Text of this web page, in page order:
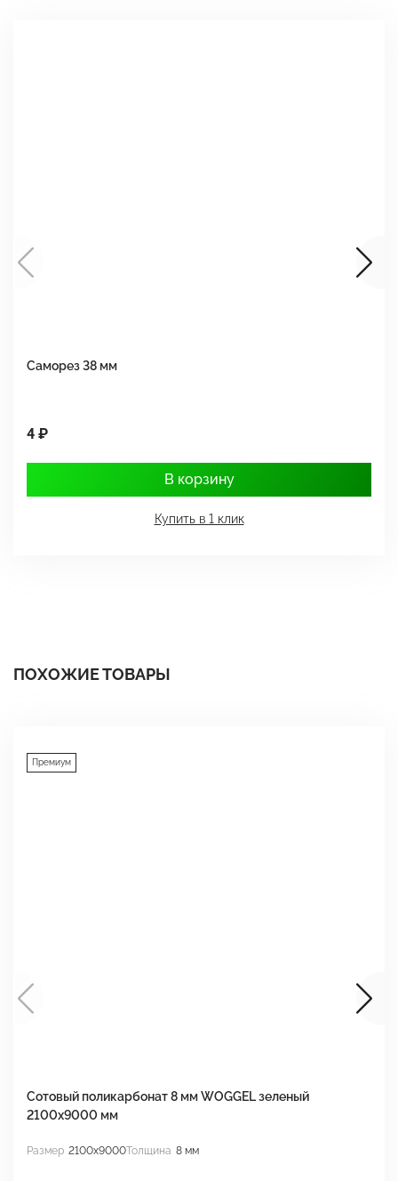
Саморез 38 мм
4 ₽
В корзину
Купить в 1 клик
ПОХОЖИЕ ТОВАРЫ
Премиум
Сотовый поликарбонат 8 мм WOGGEL зеленый
2100х9000 мм
Размер 2100x9000Толщина 8 мм